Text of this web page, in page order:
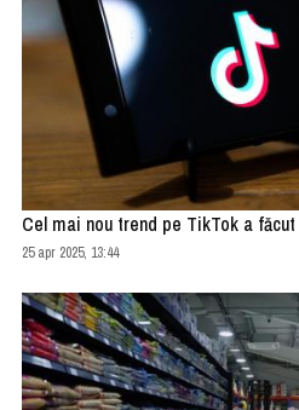
Cel mai nou trend pe TikTok a
25 apr 2025, 13:44